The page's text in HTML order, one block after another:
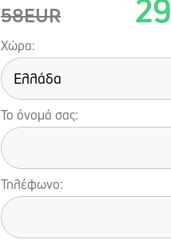
58EUR 29
Χώρα:
Το όνομά σας:
Τηλέφωνο: